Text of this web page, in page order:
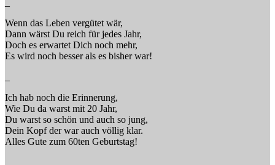
Wenn das Leben vergütet wär,
Dann wärst Du reich für jedes Jahr,
Doch es erwartet Dich noch mehr,
Es wird noch besser als es bisher war!
Ich hab noch die Erinnerung,
Wie Du da warst mit 20 Jahr,
Du warst so schön und auch so jung,
Dein Kopf der war auch völlig klar.
Alles Gute zum 60ten Geburtstag!